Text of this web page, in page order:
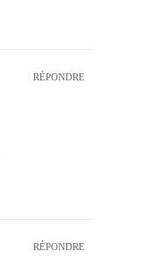
RÉPONDRE
RÉPONDRE